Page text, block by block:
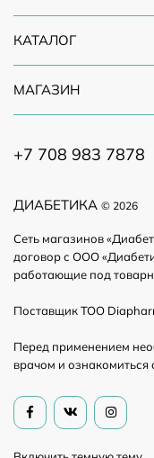
ДИАБЕТИКА © 2026
Сеть магазинов
договор с ООО
работающие под
Поставщик ТОО
Перед применением
врачом и ознакомиться
КАТАЛОГ
МАГАЗИН
+7 708 983 7878